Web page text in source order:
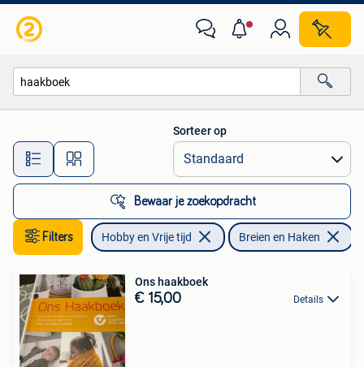
Alle afstanden…
Sorteer op
Bewaar je zoekopdracht
Filters Hobby en Vrije tijd Breien en Haken
Ons haakboek
€ 15,00 Details